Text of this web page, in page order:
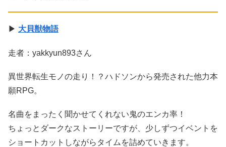
▶ 大貝獣物語
走者：yakkyun893さん
異世界転生モノの走り！？ハドソンから発売された他力本
願RPG。
名曲をまったく聞かせてくれない鬼のエンカ率！
ちょっとダークなストーリーですが、少しずつイベントを
ショートカットしながらタイムを詰めていきます。